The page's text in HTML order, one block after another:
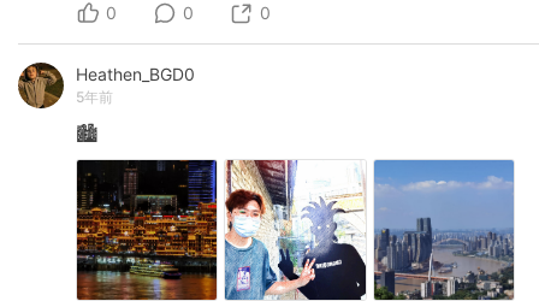
0 0 0
Heathen_BGD0
5年前
🏙